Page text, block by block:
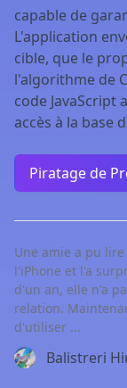
capable de
L'application
cible, que le
l'algorithme de
code
accès à la base
Piratage de
Une amie a pu
l'iPhone et l'a
d'un an, elle n'a
relation.
d'utiliser ...
Balistreri